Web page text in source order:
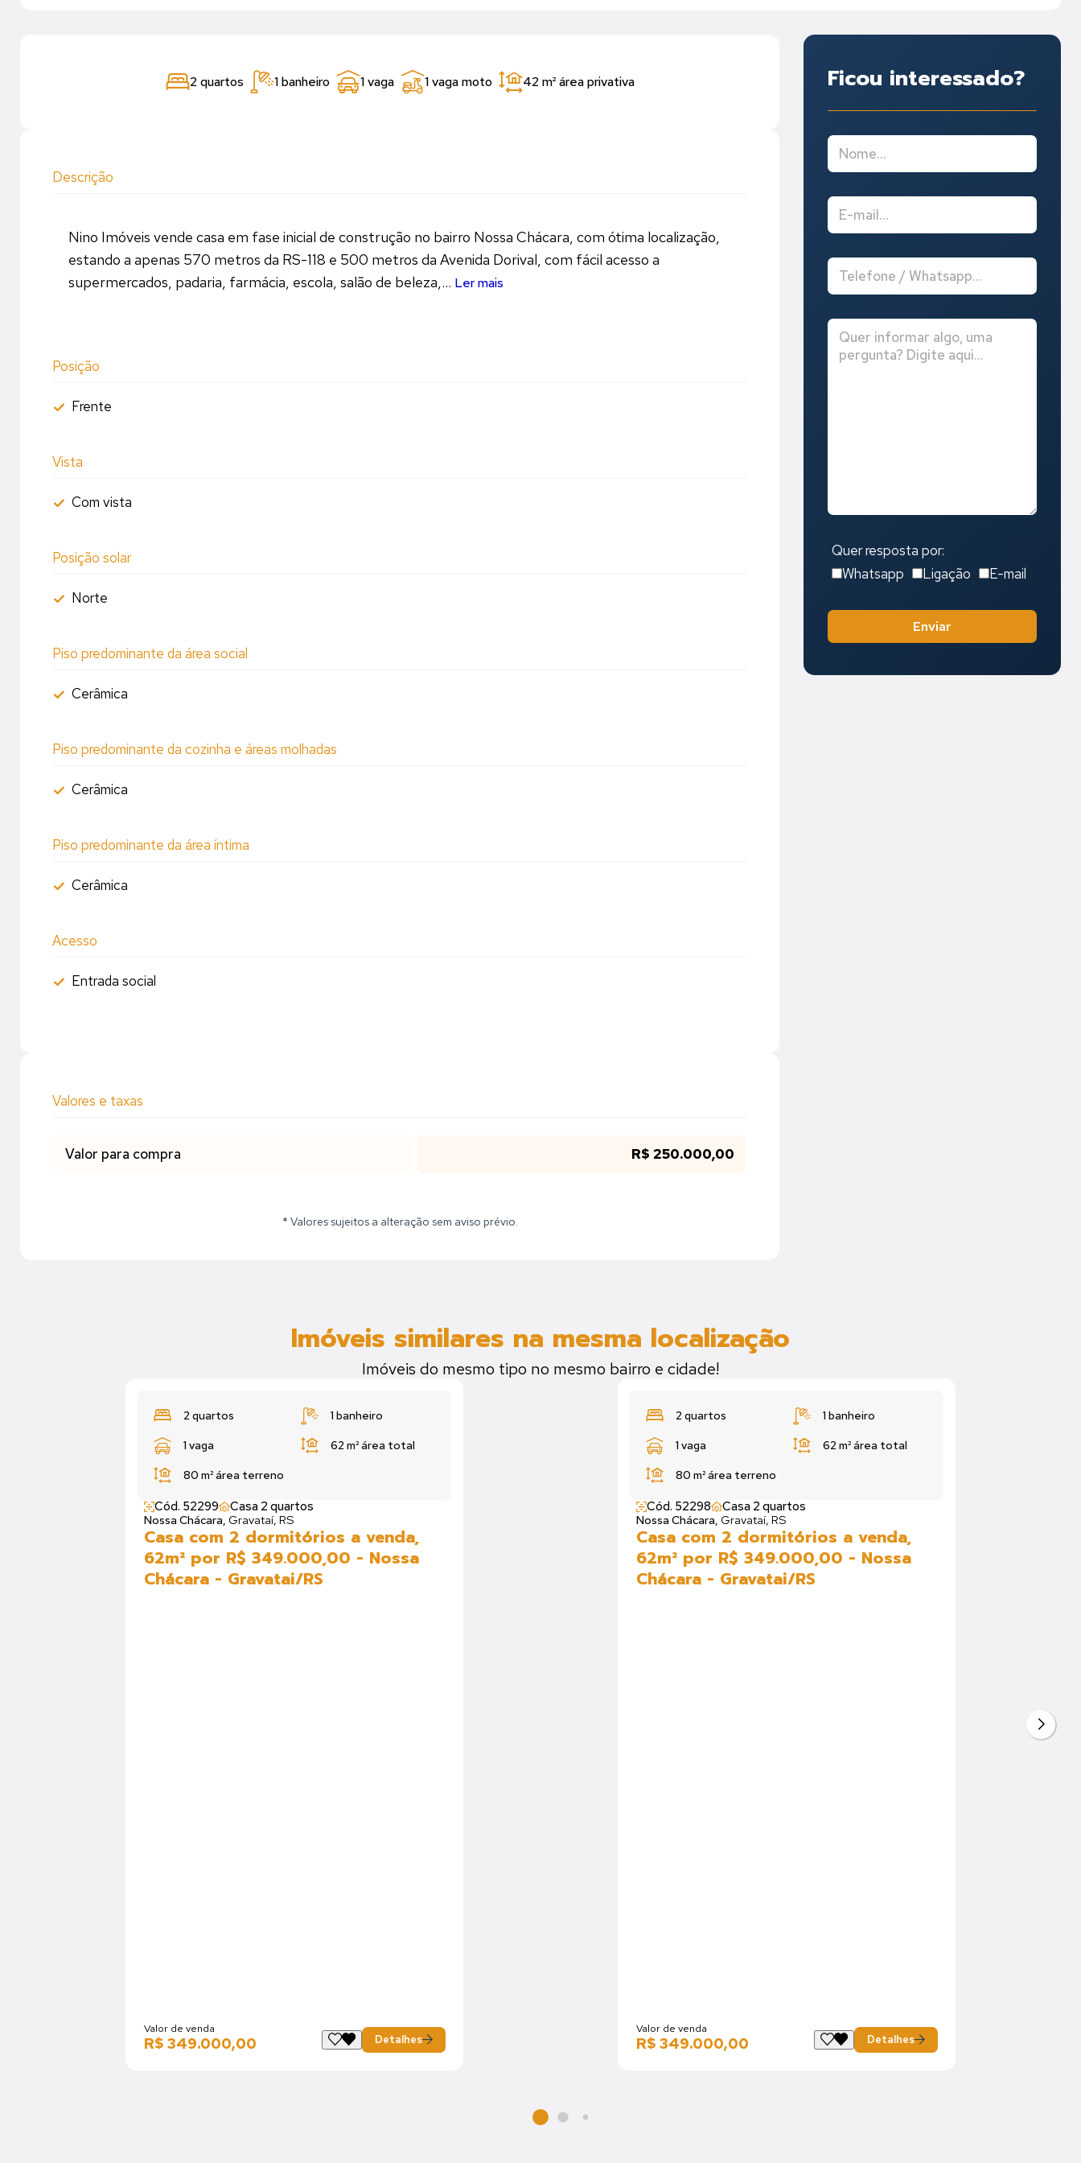
2 quartos 1 banheiro 1 vaga 1 vaga moto 42 m²área privativa
Descrição
Nino Imóveis vende casa em fase inicial de construção no bairro Nossa Chácara, com ótima localização,
estando a apenas 570 metros da RS-118 e 500 metros da Avenida Dorival, com fácil acesso a
supermercados, padaria, farmácia, escola, salão de beleza,... Ler mais
Posição
Frente
Vista
Com vista
Posição solar
Norte
Piso predominante da área social
Cerâmica
Piso predominante da cozinha e áreas molhadas
Cerâmica
Piso predominante da área íntima
Cerâmica
Acesso
Entrada social
Valores e taxas
Valor para compra R$ 250.000,00
* Valores sujeitos a alteração sem aviso prévio.
Ficou interessado?
Quer resposta por:
Whatsapp
Ligação E-mail
Enviar
Imóveis similares na mesma localização
Imóveis do mesmo tipo no mesmo bairro e cidade!
2 quartos 1 banheiro
1 vaga 62 m²área total
80 m²área terreno
Cód. 52299 Casa 2 quartos
Nossa Chácara, Gravataí, RS
Casa com 2 dormitórios a venda,
62m² por R$ 349.000,00 - Nossa
Chácara - Gravatai/RS
Valor de venda
R$ 349.000,00 Detalhes
2 quartos 1 banheiro
1 vaga 62 m²área total
80 m²área terreno
Cód. 52298 Casa 2 quartos
Nossa Chácara, Gravataí, RS
Casa com 2 dormitórios a venda,
62m² por R$ 349.000,00 - Nossa
Chácara - Gravatai/RS
Valor de venda
R$ 349.000,00 Detalhes